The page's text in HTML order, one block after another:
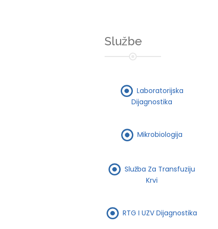
Službe
Laboratorijska
Dijagnostika
Mikrobiologija
Služba Za Transfuziju
Krvi
RTG I UZV Dijagnostika